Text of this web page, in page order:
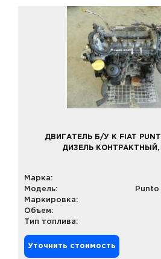
ДВИГАТЕЛЬ Б/У К FIAT
ДИЗЕЛЬ КОНТРАКТНЫЙ,
Марка:
Модель:
Маркировка:
Объем:
Тип топлива:
Уточнить стоимость